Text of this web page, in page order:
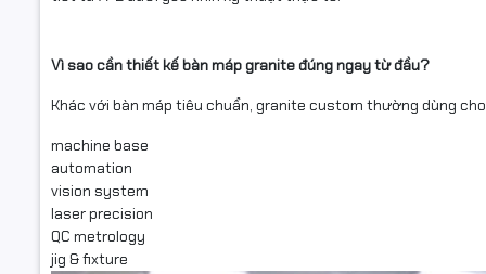
Vì sao cần thiết kế bàn máp granite đúng ngay từ đầu?
Khác với bàn máp tiêu chuẩn, granite custom thường dùng
machine base
automation
vision system
laser precision
QC metrology
jig & fixture